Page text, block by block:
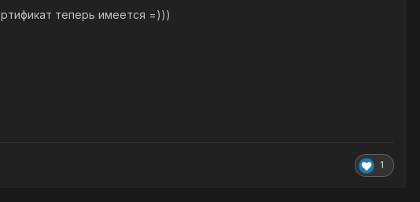
теперь имеется =)))
1